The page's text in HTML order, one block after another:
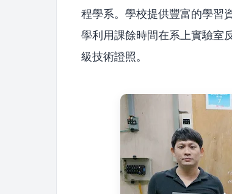
程學系。學校提供豐富的學習
學利用課餘時間在系上實驗室
級技術證照。